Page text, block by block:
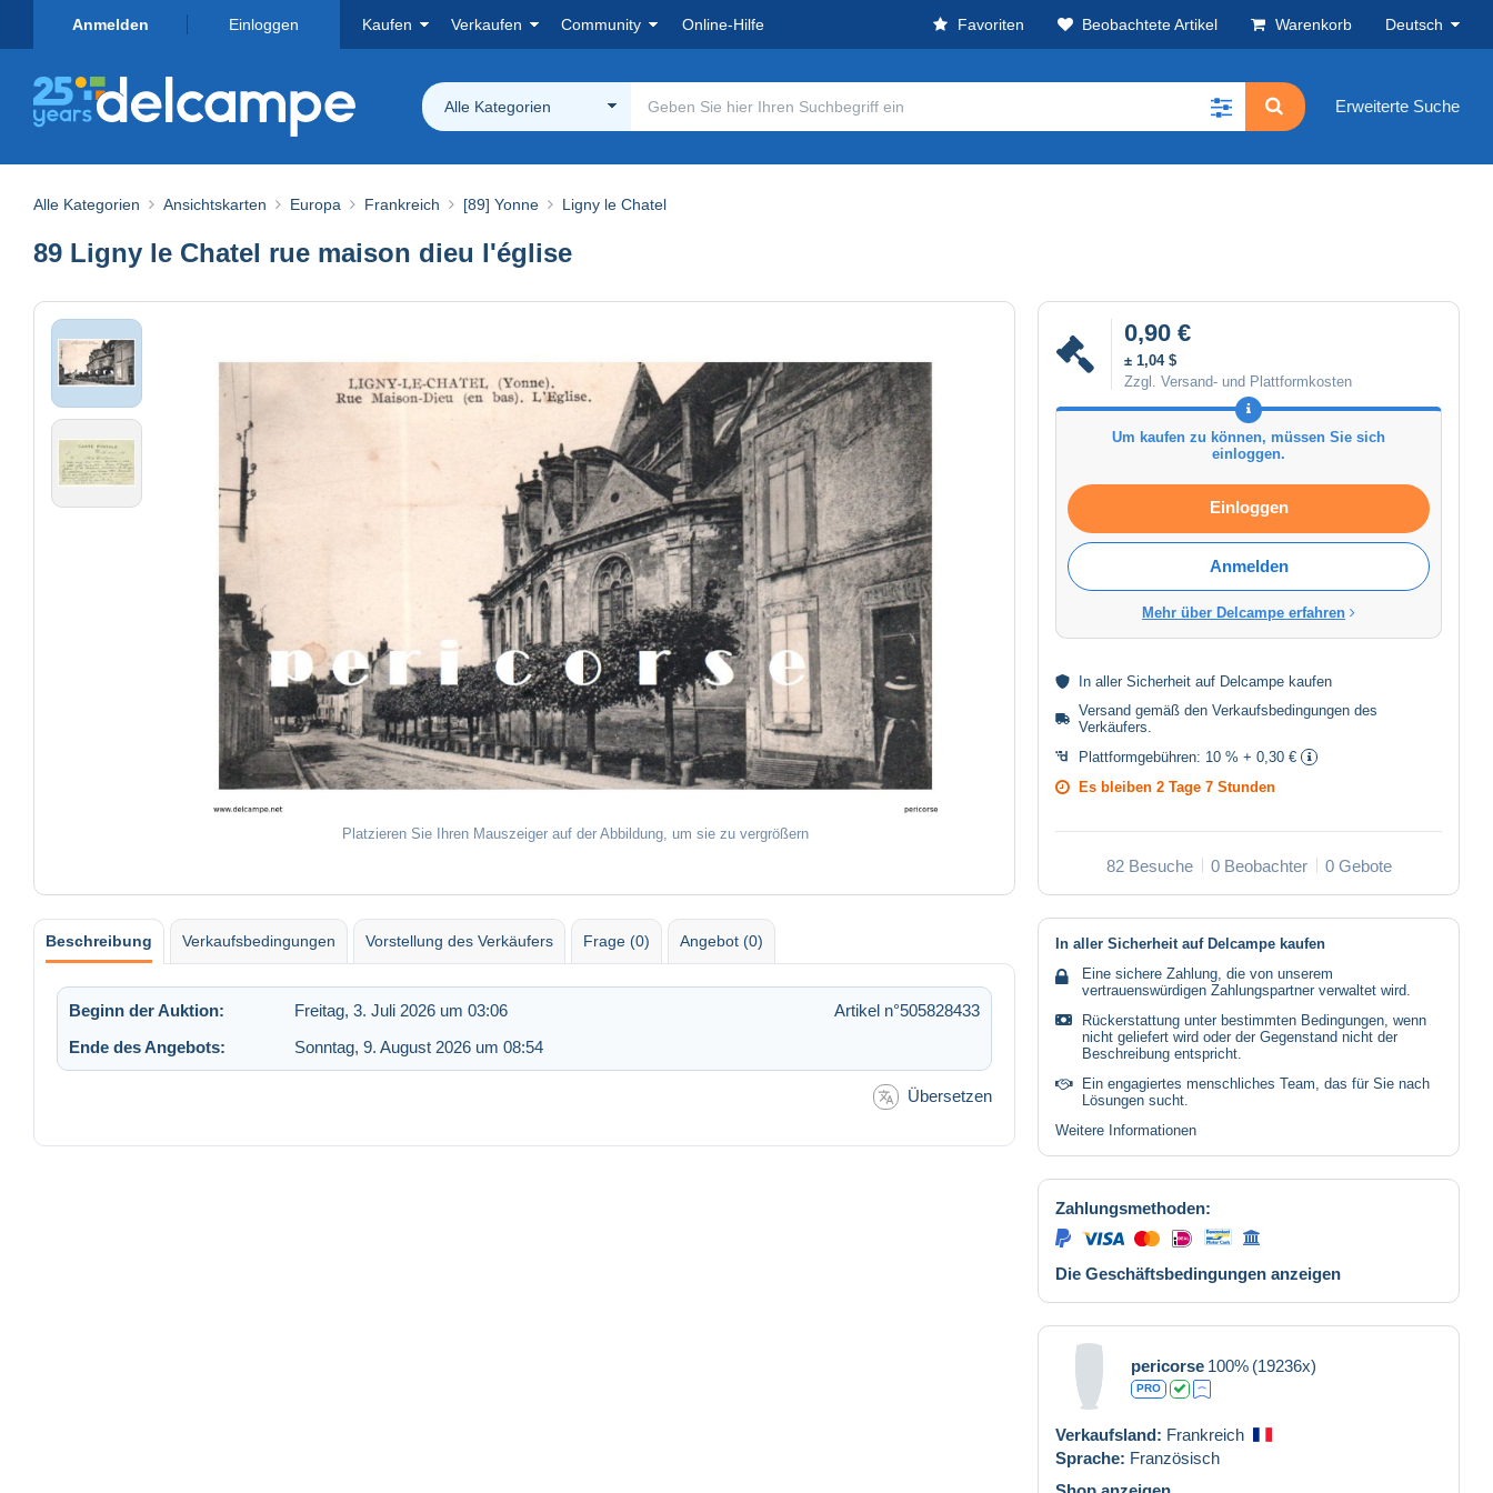
Anmelden Einloggen Kaufen Verkaufen Community Online-Hilfe Favoriten Beobachtete Artikel Warenkorb Deutsch
Alle Kategorien Erweiterte Suche
Alle Kategorien Ansichtskarten Europa Frankreich [89] Yonne Ligny le Chatel
89 Ligny le Chatel rue maison dieu l'église
Platzieren Sie Ihren Mauszeiger auf der Abbildung, um sie zu vergrößern
0,90 €
± 1,04 $
Zzgl. Versand- und Plattformkosten
Um kaufen zu können, müssen Sie sich
einloggen.
Einloggen
Anmelden
Mehr über Delcampe erfahren
In aller Sicherheit auf Delcampe kaufen
Versand gemäß den Verkaufsbedingungen des
Verkäufers
Plattformgebühren: 10 % + 0,30 €
Es bleiben 2 Tage 7 Stunden
82 Besuche 0 Beobachter 0 Gebote
Beschreibung Verkaufsbedingungen Vorstellung des Verkäufers Frage (0) Angebot (0)
Beginn der Auktion: Freitag, 3. Juli 2026 um 03:06
Artikel n°505828433
Ende des Angebots:
Sonntag, 9. August 2026 um 08:54
Übersetzen
In aller Sicherheit auf Delcampe kaufen
Eine sichere Zahlung, die von unserem
vertrauenswürdigen Zahlungspartner verwaltet wird.
Rückerstattung unter bestimmten Bedingungen, wenn
nicht geliefert wird oder der Gegenstand nicht der
Beschreibung entspricht.
Ein engagiertes menschliches Team, das für Sie nach
Lösungen sucht.
Weitere Informationen
Zahlungsmethoden:
Die Geschäftsbedingungen anzeigen
pericorse 100% (19236x)
PRO
Verkaufsland: Frankreich
Sprache: Französisch